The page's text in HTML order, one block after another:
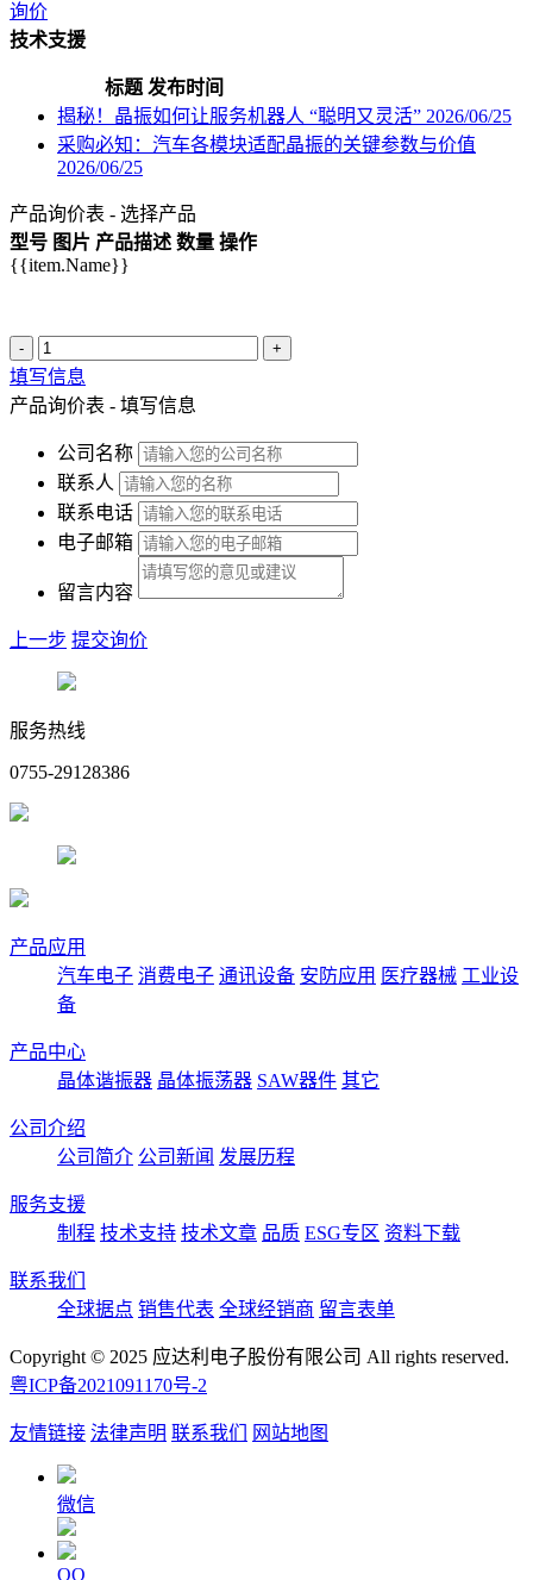
询价
技术支援
标题 发布时间
揭秘！晶振如何让服务机器人 “聪明又灵活” 2026/06/25
采购必知：汽车各模块适配晶振的关键参数与价值
2026/06/25
产品询价表 - 选择产品
型号 图片 产品描述 数量 操作
{{item.Name}}
- +
填写信息
产品询价表 - 填写信息
公司名称
联系人
联系电话
电子邮箱
留言内容
上一步 提交询价
服务热线
0755-29128386
产品应用
汽车电子 消费电子 通讯设备 安防应用 医疗器械 工业设
备
产品中心
晶体谐振器 晶体振荡器 SAW器件 其它
公司介绍
公司简介 公司新闻 发展历程
服务支援
制程 技术支持 技术文章 品质 ESG专区 资料下载
联系我们
全球据点 销售代表 全球经销商 留言表单
Copyright © 2025 应达利电子股份有限公司 All rights reserved.
粤ICP备2021091170号-2
友情链接 法律声明 联系我们 网站地图
微信
QQ